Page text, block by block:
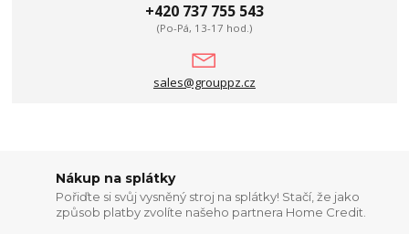
+420 737 755 543
(Po-Pá, 13-17 hod.)
sales@grouppz.cz
Nákup na splátky
Pořiďte si svůj vysněný stroj na splátky! Stačí, že jako
způsob platby zvolíte našeho partnera Home Credit.